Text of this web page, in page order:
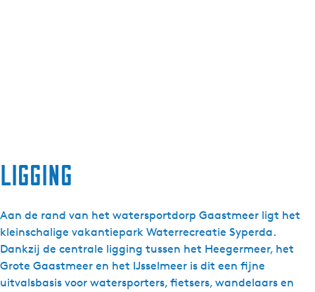
Ligging
Aan de rand van het watersportdorp Gaastmeer ligt het
kleinschalige vakantiepark Waterrecreatie Syperda.
Dankzij de centrale ligging tussen het Heegermeer, het
Grote Gaastmeer en het IJsselmeer is dit een fijne
uitvalsbasis voor watersporters, fietsers, wandelaars en